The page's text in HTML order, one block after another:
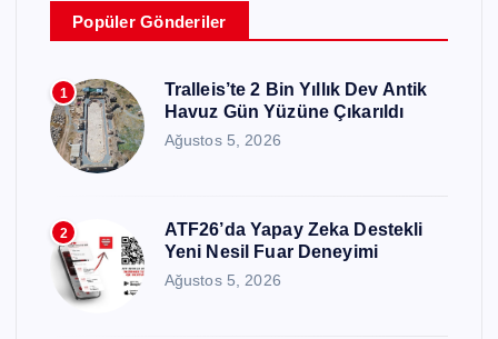
Popüler Gönderiler
1
Tralleis’te 2 Bin Yıllık Dev Antik
Havuz Gün Yüzüne Çıkarıldı
Ağustos 5, 2026
2
ATF26’da Yapay Zeka Destekli
Yeni Nesil Fuar Deneyimi
Ağustos 5, 2026